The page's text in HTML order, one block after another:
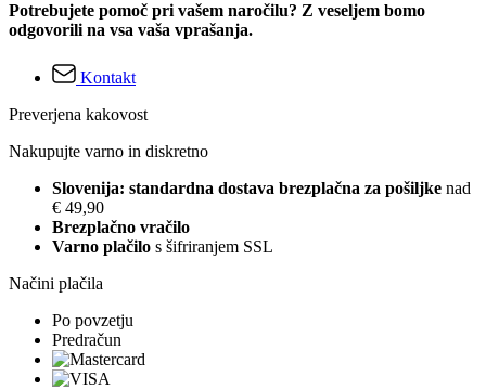
Potrebujete pomoč pri vašem naročilu? Z veseljem bomo
odgovorili na vsa vaša vprašanja.
Kontakt
Preverjena kakovost
Nakupujte varno in diskretno
Slovenija: standardna dostava brezplačna za pošiljke nad
€ 49,90
Brezplačno vračilo
Varno plačilo s šifriranjem SSL
Načini plačila
Po povzetju
Predračun